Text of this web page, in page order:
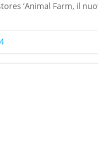
‘Animal Farm, il